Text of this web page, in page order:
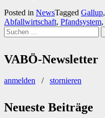
Posted in NewsTagged Gallup,
Abfallwirtschaft, Pfandsystem,
Suchen
nach:
VABÖ-Newsletter
anmelden / stornieren
Neueste Beiträge